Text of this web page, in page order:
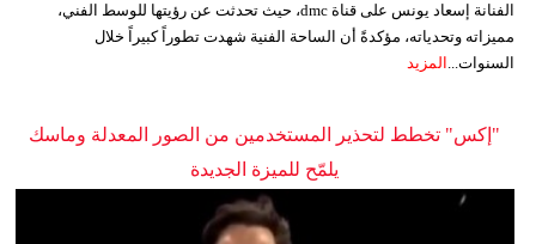
الفنانة إسعاد يونس على قناة dmc، حيث تحدثت عن رؤيتها للوسط الفني،
مميزاته وتحدياته، مؤكدةً أن الساحة الفنية شهدت تطوراً كبيراً خلال
السنوات... المزيد
"إكس" تخطط لتحذير المستخدمين من الصور المعدلة وماسك
يلمّح للميزة الجديدة